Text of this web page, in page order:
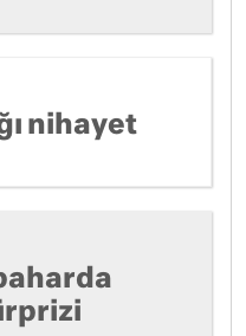
nihayet